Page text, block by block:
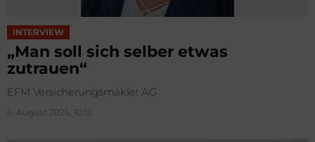
INTERVIEW
„Man soll sich selber etwas
zutrauen“
EFM Versicherungsmakler AG
6. August 2026, 10:13